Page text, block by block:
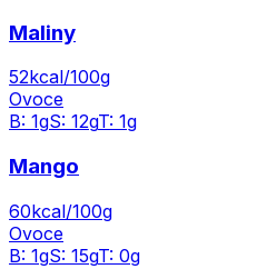
Maliny
52kcal/100g
Ovoce
B: 1gS: 12gT: 1g
Mango
60kcal/100g
Ovoce
B: 1gS: 15gT: 0g